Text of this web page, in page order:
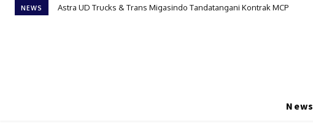
NEWS Astra UD Trucks & Trans Migasindo Tandatangani Kontrak MCP
News